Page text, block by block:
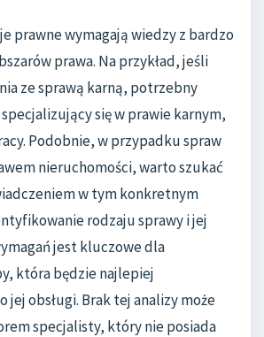
prawne wymagają wiedzy z bardzo
prawa. Na przykład, jeśli
ze sprawą karną, potrzebny
się w prawie karnym,
Podobnie, w przypadku spraw
nieruchomości, warto szukać
w tym konkretnym
rodzaju sprawy i jej
jest kluczowe dla
która będzie najlepiej
jej obsługi. Brak tej analizy może
specjalisty, który nie posiada